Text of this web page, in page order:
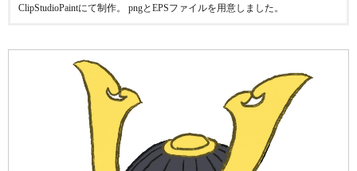
ClipStudioPaintにて制作。 pngとEPSファイルを用意しました。